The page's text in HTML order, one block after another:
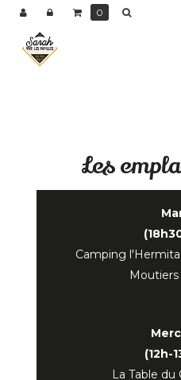
Les
Camping
(12h-
La Table du
0